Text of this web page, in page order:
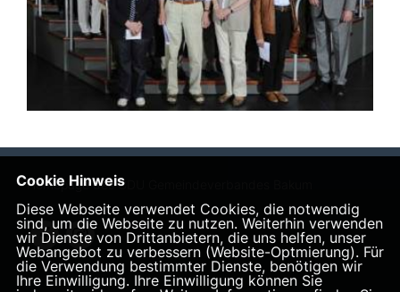
Homepage des CDU Gemeindeverbandes Bakum
Cookie Hinweis
Diese Webseite verwendet Cookies, die notwendig
sind, um die Webseite zu nutzen. Weiterhin verwenden
wir Dienste von Drittanbietern, die uns helfen, unser
Webangebot zu verbessern (Website-Optmierung). Für
die Verwendung bestimmter Dienste, benötigen wir
Ihre Einwilligung. Ihre Einwilligung können Sie